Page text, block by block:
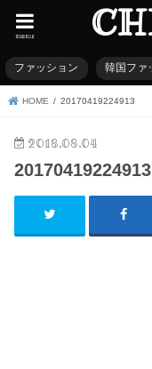
menu
ファッション 韓国ファ
HOME 20170419224913
2018.08.04
20170419224913